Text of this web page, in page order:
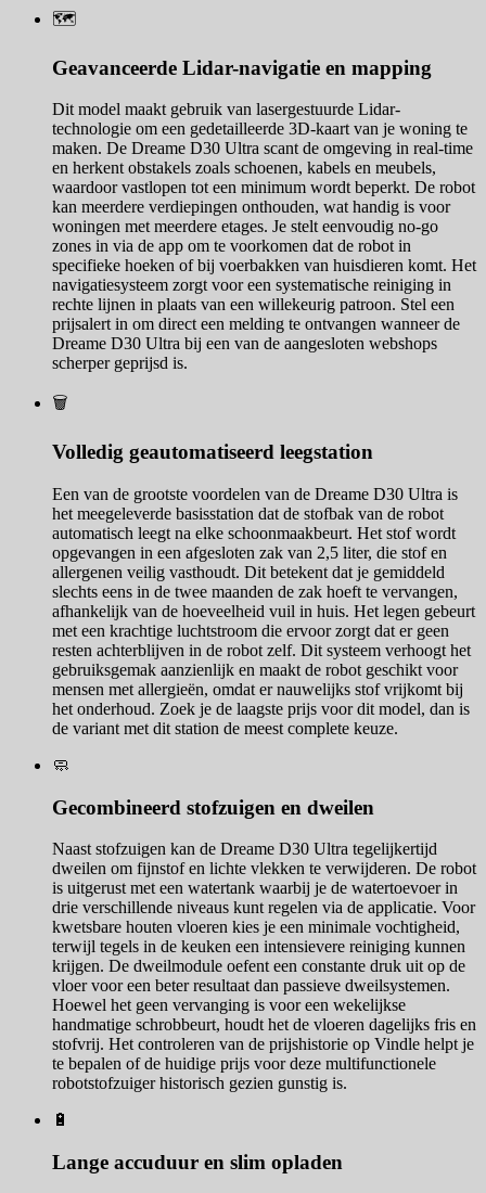
🗺️
Geavanceerde Lidar-navigatie en mapping
Dit model maakt gebruik van lasergestuurde Lidar-
technologie om een gedetailleerde 3D-kaart van je woning te
maken. De Dreame D30 Ultra scant de omgeving in real-time
en herkent obstakels zoals schoenen, kabels en meubels,
waardoor vastlopen tot een minimum wordt beperkt. De robot
kan meerdere verdiepingen onthouden, wat handig is voor
woningen met meerdere etages. Je stelt eenvoudig no-go
zones in via de app om te voorkomen dat de robot in
specifieke hoeken of bij voerbakken van huisdieren komt. Het
navigatiesysteem zorgt voor een systematische reiniging in
rechte lijnen in plaats van een willekeurig patroon. Stel een
prijsalert in om direct een melding te ontvangen wanneer de
Dreame D30 Ultra bij een van de aangesloten webshops
scherper geprijsd is.
🗑️
Volledig geautomatiseerd leegstation
Een van de grootste voordelen van de Dreame D30 Ultra is
het meegeleverde basisstation dat de stofbak van de robot
automatisch leegt na elke schoonmaakbeurt. Het stof wordt
opgevangen in een afgesloten zak van 2,5 liter, die stof en
allergenen veilig vasthoudt. Dit betekent dat je gemiddeld
slechts eens in de twee maanden de zak hoeft te vervangen,
afhankelijk van de hoeveelheid vuil in huis. Het legen gebeurt
met een krachtige luchtstroom die ervoor zorgt dat er geen
resten achterblijven in de robot zelf. Dit systeem verhoogt het
gebruiksgemak aanzienlijk en maakt de robot geschikt voor
mensen met allergieën, omdat er nauwelijks stof vrijkomt bij
het onderhoud. Zoek je de laagste prijs voor dit model, dan is
de variant met dit station de meest complete keuze.
🧼
Gecombineerd stofzuigen en dweilen
Naast stofzuigen kan de Dreame D30 Ultra tegelijkertijd
dweilen om fijnstof en lichte vlekken te verwijderen. De robot
is uitgerust met een watertank waarbij je de watertoevoer in
drie verschillende niveaus kunt regelen via de applicatie. Voor
kwetsbare houten vloeren kies je een minimale vochtigheid,
terwijl tegels in de keuken een intensievere reiniging kunnen
krijgen. De dweilmodule oefent een constante druk uit op de
vloer voor een beter resultaat dan passieve dweilsystemen.
Hoewel het geen vervanging is voor een wekelijkse
handmatige schrobbeurt, houdt het de vloeren dagelijks fris en
stofvrij. Het controleren van de prijshistorie op Vindle helpt je
te bepalen of de huidige prijs voor deze multifunctionele
robotstofzuiger historisch gezien gunstig is.
🔋
Lange accuduur en slim opladen